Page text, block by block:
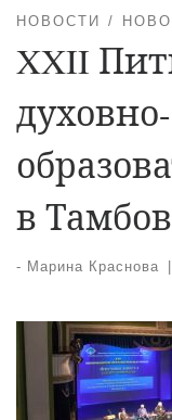
НОВОСТИ
XXII
духовно-
в
- Марина Краснова